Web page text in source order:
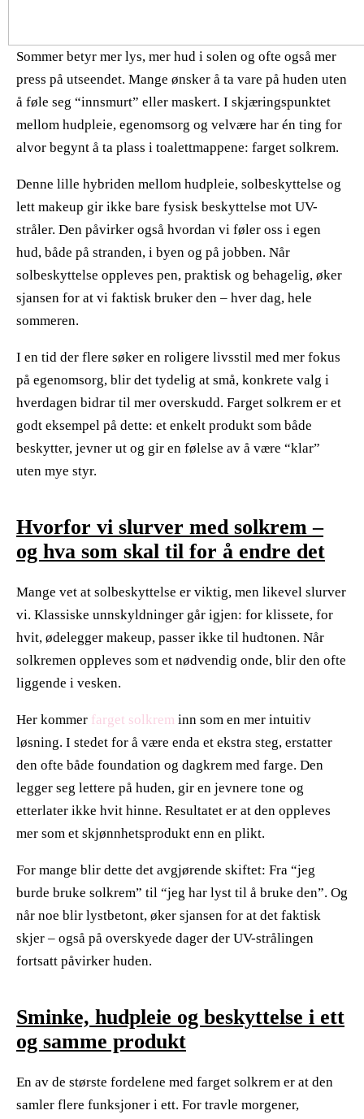
Sommer betyr mer lys, mer hud i solen og ofte også mer
press på utseendet. Mange ønsker å ta vare på huden uten
å føle seg “innsmurt” eller maskert. I skjæringspunktet
mellom hudpleie, egenomsorg og velvære har én ting for
alvor begynt å ta plass i toalettmappene: farget solkrem.
Denne lille hybriden mellom hudpleie, solbeskyttelse og
lett makeup gir ikke bare fysisk beskyttelse mot UV-
stråler. Den påvirker også hvordan vi føler oss i egen
hud, både på stranden, i byen og på jobben. Når
solbeskyttelse oppleves pen, praktisk og behagelig, øker
sjansen for at vi faktisk bruker den – hver dag, hele
sommeren.
I en tid der flere søker en roligere livsstil med mer fokus
på egenomsorg, blir det tydelig at små, konkrete valg i
hverdagen bidrar til mer overskudd. Farget solkrem er et
godt eksempel på dette: et enkelt produkt som både
beskytter, jevner ut og gir en følelse av å være “klar”
uten mye styr.
Hvorfor vi slurver med solkrem –
og hva som skal til for å endre det
Mange vet at solbeskyttelse er viktig, men likevel slurver
vi. Klassiske unnskyldninger går igjen: for klissete, for
hvit, ødelegger makeup, passer ikke til hudtonen. Når
solkremen oppleves som et nødvendig onde, blir den ofte
liggende i vesken.
Her kommer farget solkrem inn som en mer intuitiv
løsning. I stedet for å være enda et ekstra steg, erstatter
den ofte både foundation og dagkrem med farge. Den
legger seg lettere på huden, gir en jevnere tone og
etterlater ikke hvit hinne. Resultatet er at den oppleves
mer som et skjønnhetsprodukt enn en plikt.
For mange blir dette det avgjørende skiftet: Fra “jeg
burde bruke solkrem” til “jeg har lyst til å bruke den”. Og
når noe blir lystbetont, øker sjansen for at det faktisk
skjer – også på overskyede dager der UV-strålingen
fortsatt påvirker huden.
Sminke, hudpleie og beskyttelse i ett
og samme produkt
En av de største fordelene med farget solkrem er at den
samler flere funksjoner i ett. For travle morgener,